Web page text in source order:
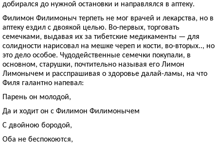
добирался до нужной остановки и направлялся в аптеку.
Филимон Филимоныч терпеть не мог врачей и лекарства, но в
аптеку ездил с двоякой целью. Во-первых, торговать
семечками, выдавая их за тибетские медикаменты — для
солидности нарисовал на мешке череп и кости, во-вторых.., но
это дело особое. Чудодейственные семечки покупали, в
основном, старушки, почтительно называя его Лимон
Лимонычем и расспрашивая о здоровье далай-ламы, на что
Филя галантно напевал:
Парень он молодой,
Да и ходит он с Филимон Филимонычем
С двойною бородой,
Оба не беспокоются,